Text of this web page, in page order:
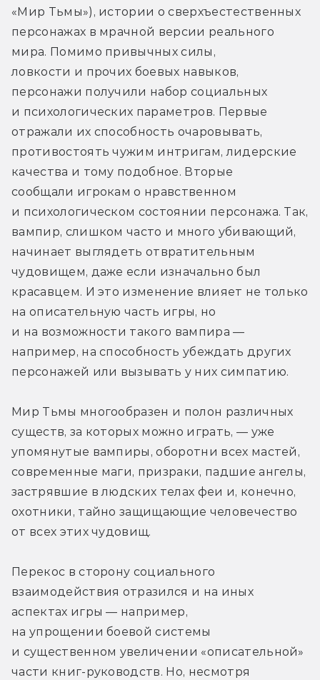
«Мир Тьмы»), истории о сверхъестественных
персонажах в мрачной версии реального
мира. Помимо привычных силы,
ловкости и прочих боевых навыков,
персонажи получили набор социальных
и психологических параметров. Первые
отражали их способность очаровывать,
противостоять чужим интригам, лидерские
качества и тому подобное. Вторые
сообщали игрокам о нравственном
и психологическом состоянии персонажа. Так,
вампир, слишком часто и много убивающий,
начинает выглядеть отвратительным
чудовищем, даже если изначально был
красавцем. И это изменение влияет не только
на описательную часть игры, но
и на возможности такого вампира —
например, на способность убеждать других
персонажей или вызывать у них симпатию.
Мир Тьмы многообразен и полон различных
существ, за которых можно играть, — уже
упомянутые вампиры, оборотни всех мастей,
современные маги, призраки, падшие ангелы,
застрявшие в людских телах феи и, конечно,
охотники, тайно защищающие человечество
от всех этих чудовищ.
Перекос в сторону социального
взаимодействия отразился и на иных
аспектах игры — например,
на упрощении боевой системы
и существенном увеличении «описательной»
части книг-руководств. Но, несмотря